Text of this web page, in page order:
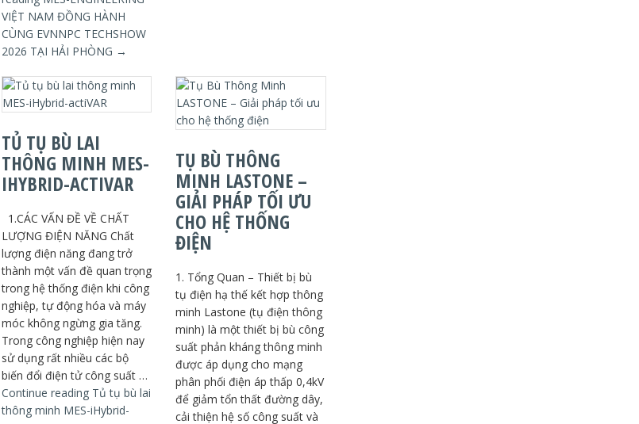
VIỆT NAM ĐỒNG HÀNH
CÙNG EVNNPC TECHSHOW
2026 TẠI HẢI PHÒNG →
TỦ TỤ BÙ LAI
THÔNG MINH MES-
IHYBRID-ACTIVAR
1.CÁC VẤN ĐỀ VỀ CHẤT
LƯỢNG ĐIỆN NĂNG Chất
lượng điện năng đang trở
thành một vấn đề quan trọng
trong hệ thống điện khi công
nghiệp, tự động hóa và máy
móc không ngừng gia tăng.
Trong công nghiệp hiện nay
sử dụng rất nhiều các bộ
biến đổi điện tử công suất …
Continue reading Tủ tụ bù lai
thông minh MES-iHybrid-
TỤ BÙ THÔNG
MINH LASTONE –
GIẢI PHÁP TỐI ƯU
CHO HỆ THỐNG
ĐIỆN
1. Tổng Quan – Thiết bị bù
tụ điện hạ thế kết hợp thông
minh Lastone (tụ điện thông
minh) là một thiết bị bù công
suất phản kháng thông minh
được áp dụng cho mạng
phân phối điện áp thấp 0,4kV
để giảm tổn thất đường dây,
cải thiện hệ số công suất và